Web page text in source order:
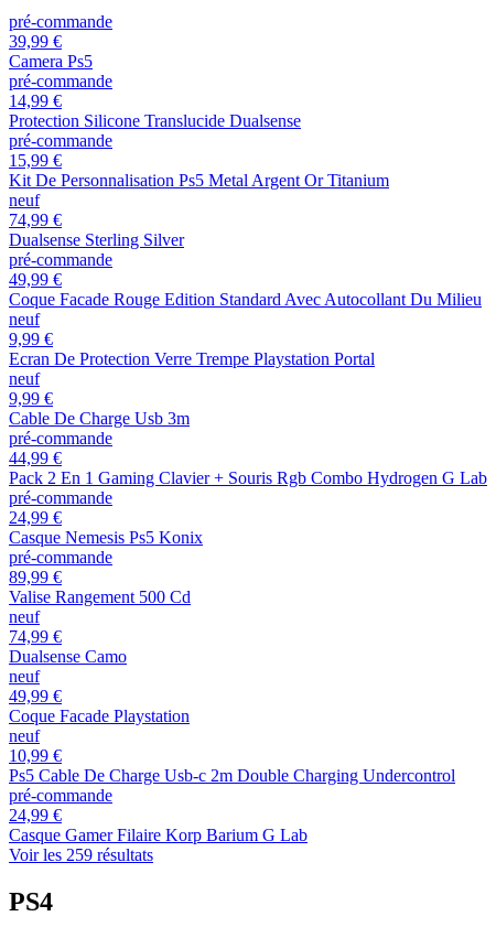
pré-commande
39,99 €
Camera Ps5
pré-commande
14,99 €
Protection Silicone Translucide Dualsense
pré-commande
15,99 €
Kit De Personnalisation Ps5 Metal Argent Or Titanium
neuf
74,99 €
Dualsense Sterling Silver
pré-commande
49,99 €
Coque Facade Rouge Edition Standard Avec Autocollant Du Milieu
neuf
9,99 €
Ecran De Protection Verre Trempe Playstation Portal
neuf
9,99 €
Cable De Charge Usb 3m
pré-commande
44,99 €
Pack 2 En 1 Gaming Clavier + Souris Rgb Combo Hydrogen G Lab
pré-commande
24,99 €
Casque Nemesis Ps5 Konix
pré-commande
89,99 €
Valise Rangement 500 Cd
neuf
74,99 €
Dualsense Camo
neuf
49,99 €
Coque Facade Playstation
neuf
10,99 €
Ps5 Cable De Charge Usb-c 2m Double Charging Undercontrol
pré-commande
24,99 €
Casque Gamer Filaire Korp Barium G Lab
Voir les 259 résultats
PS4